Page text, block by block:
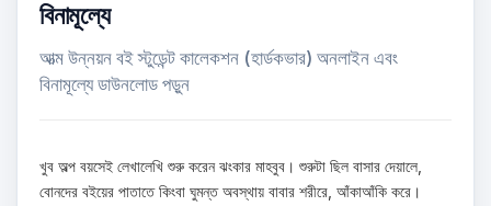
বিনামূল্যে
আত্ম উন্নয়ন বই স্টুডেন্ট কালেকশন (হার্ডকভার) অনলাইন এবং
বিনামূল্যে ডাউনলোড পড়ুন
খুব অল্প বয়সেই লেখালেখি শুরু করেন ঝংকার মাহবুব। শুরুটা ছিল বাসার দেয়ালে,
বোনদের বইয়ের পাতাতে কিংবা ঘুমন্ত অবস্থায় বাবার শরীরে, আঁকাআঁকি করে।